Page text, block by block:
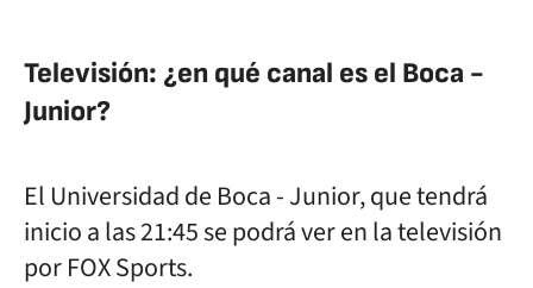
Televisión: ¿en qué canal es el Boca -
Junior?
El Universidad de Boca - Junior, que tendrá
inicio a las 21:45 se podrá ver en la televisión
por FOX Sports.